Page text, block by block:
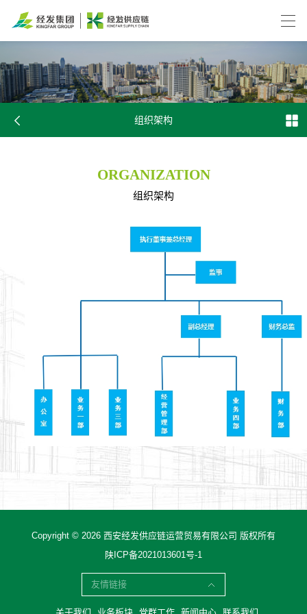
组织架构
ORGANIZATION
组织架构
Copyright © 2026 西安经发供应链运营贸易有限公司 版权所有
陕ICP备2021013601号-1
友情链接